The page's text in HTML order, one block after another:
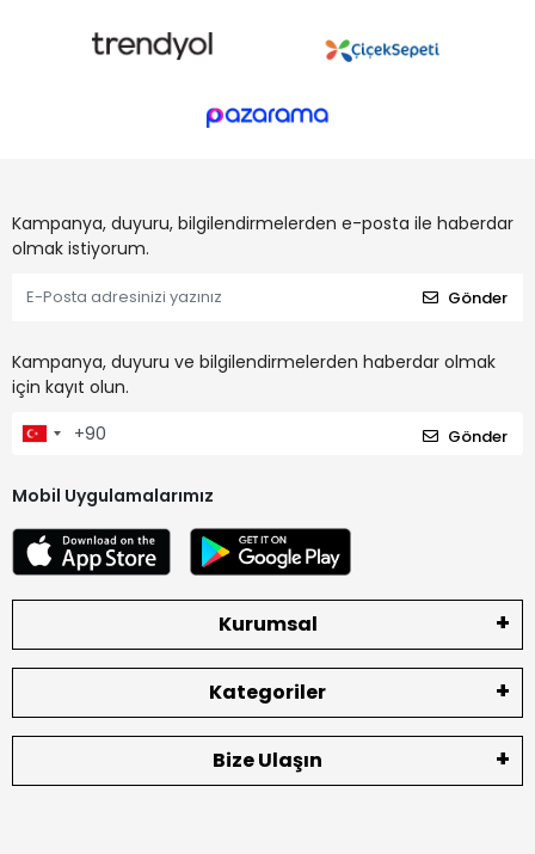
Kampanya, duyuru, bilgilendirmelerden e-posta ile haberdar
olmak istiyorum.
Gönder
Kampanya, duyuru ve bilgilendirmelerden haberdar olmak
için kayıt olun.
Gönder
Mobil Uygulamalarımız
Kurumsal
Kategoriler
Bize Ulaşın